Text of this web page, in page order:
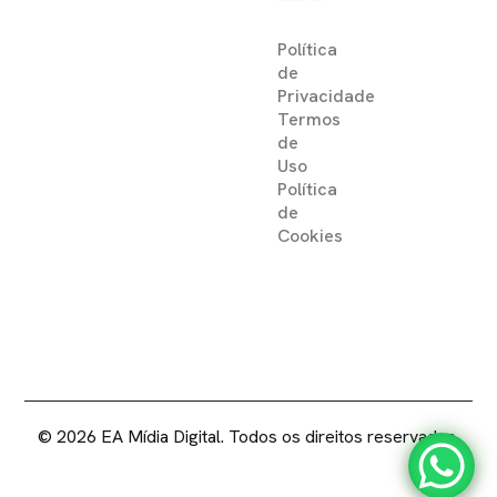
Política
de
Privacidade
Termos
de
Uso
Política
de
Cookies
© 2026 EA Mídia Digital. Todos os direitos reservados.